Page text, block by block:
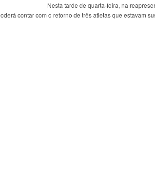
Nesta tarde de quarta-feira, na
contar com o retorno de três atletas que estavam